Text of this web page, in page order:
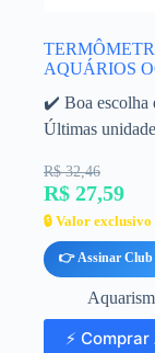
AQUÁRIOS
✔️ Boa escolha
Últimas
R$ 32,46
R$ 27,59
🔒 Valor
👉 Assinar Club
⚡